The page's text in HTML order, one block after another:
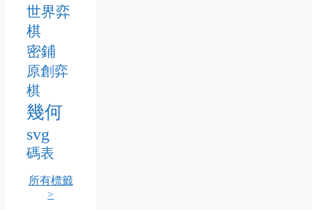
世界弈
棋
密鋪
原創弈
棋
幾何
svg
碼表
所有標籤
>